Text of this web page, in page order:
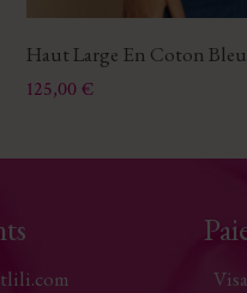
Haut Large En Coton Bleu
Prix
125,00 €